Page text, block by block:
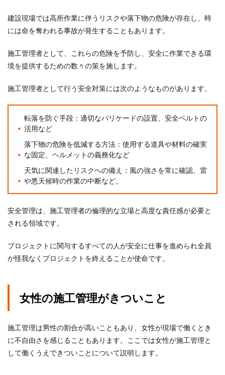
建設現場では高所作業に伴うリスクや落下物の危険が存在し、時
には命を奪われる事故が発生することもあります。
施工管理者として、これらの危険を予防し、安全に作業できる環
境を提供するための数々の策を施します。
施工管理者として行う安全対策には次のようなものがあります。
転落を防ぐ手段：適切なバリケードの設置、安全ベルトの
活用など
落下物の危険を低減する方法：使用する道具や材料の確実
な固定、ヘルメットの義務化など
天気に関連したリスクへの備え：風の強さを常に確認、雷
や悪天候時の作業の中断など。
安全管理は、施工管理者の倫理的な立場と高度な責任感が必要と
される領域です。
プロジェクトに関与するすべての人が安全に仕事を進められ全員
が怪我なくプロジェクトを終えることが使命です。
女性の施工管理がきついこと
施工管理は男性の割合が高いこともあり、女性が現場で働くとき
に不自由さを感じることもあります。ここでは女性が施工管理と
して働くうえできついことについて説明します。